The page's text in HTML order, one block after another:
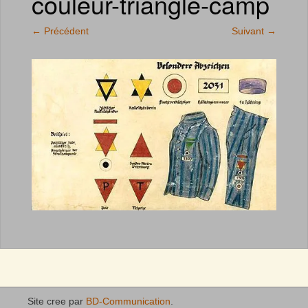
← Précédent Suivant →
Site cree par BD-Communication.